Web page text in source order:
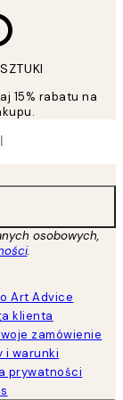
15% rabatu na
osobowych,
.
Art Advice
klienta
zamówienie
i warunki
prywatności